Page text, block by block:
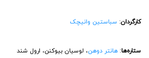
کارگردان: سباستین وانیچک
ستاره‌ها: هانتر دوهن، لوسیان بیوکنن، ارول شند